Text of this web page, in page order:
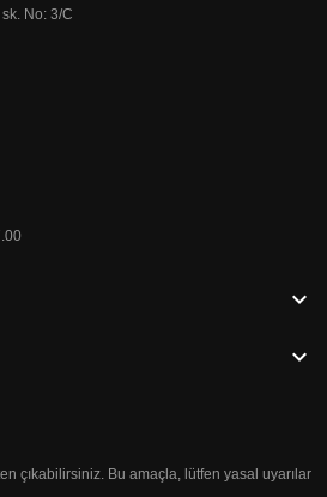
No: 3/C


çıkabilirsiniz. Bu amaçla, lütfen yasal uyarılar